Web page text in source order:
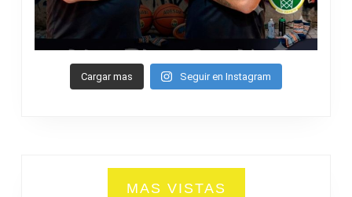
Cargar mas Seguir en Instagram
MAS VISTAS